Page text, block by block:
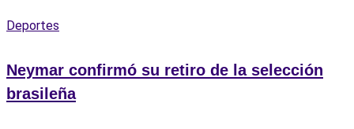
Deportes
Neymar confirmó su retiro de la selección
brasileña